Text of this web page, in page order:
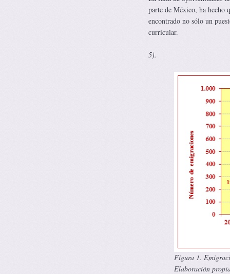
parte de México, ha hecho
encontrado no sólo un
curricular.
5).
Figura 1.
Elaboración